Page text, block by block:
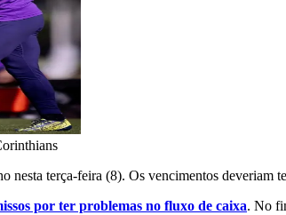
nesta terça-feira (8). Os vencimentos
por ter problemas no fluxo de caixa. No